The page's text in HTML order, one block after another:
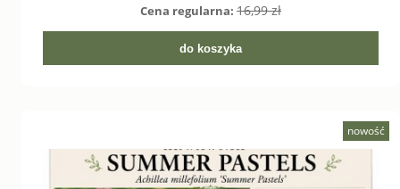
Cena regularna: 16,99 zł
do koszyka
nowość